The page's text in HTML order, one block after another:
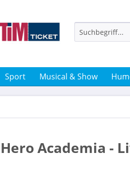
Sport Musical & Show
Academia -